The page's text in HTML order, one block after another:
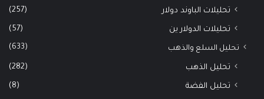
تحليلات الباوند دولار (257)
تحليلات الدولار ين (57)
تحليل السلع والذهب (633)
تحليل الذهب (282)
تحليل الفضة (8)